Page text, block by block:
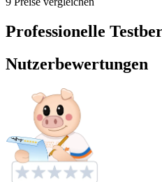
Professionelle
Nutzerbewertungen